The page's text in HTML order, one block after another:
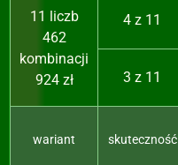
11 liczb
462
kombinacji
924 zł
4 z 11
3 z 11
wariant skuteczność